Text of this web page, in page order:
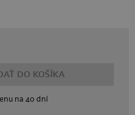
DO KOŠÍKA
na 40 dní